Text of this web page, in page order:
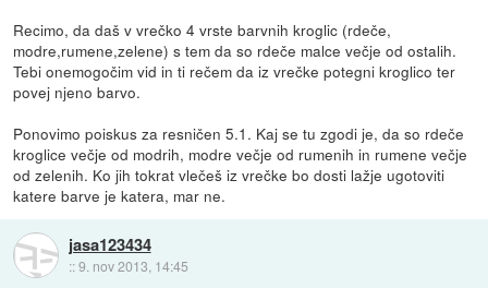
Recimo, da daš v vrečko 4 vrste barvnih kroglic (rdeče,
modre,rumene,zelene) s tem da so rdeče malce večje od ostalih.
Tebi onemogočim vid in ti rečem da iz vrečke potegni kroglico ter
povej njeno barvo.
Ponovimo poiskus za resničen 5.1. Kaj se tu zgodi je, da so rdeče
kroglice večje od modrih, modre večje od rumenih in rumene večje
od zelenih. Ko jih tokrat vlečeš iz vrečke bo dosti lažje ugotoviti
katere barve je katera, mar ne.
jasa123434
::9. nov 2013, 14:45